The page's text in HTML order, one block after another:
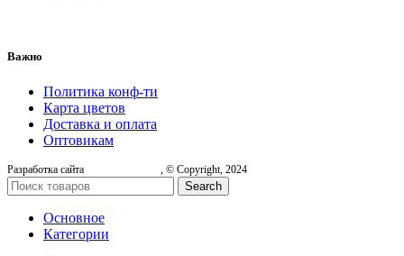
Важно
Политика конф-ти
Карта цветов
Доставка и оплата
Оптовикам
Разработка сайта , © Copyright, 2024
Search
Основное
Категории